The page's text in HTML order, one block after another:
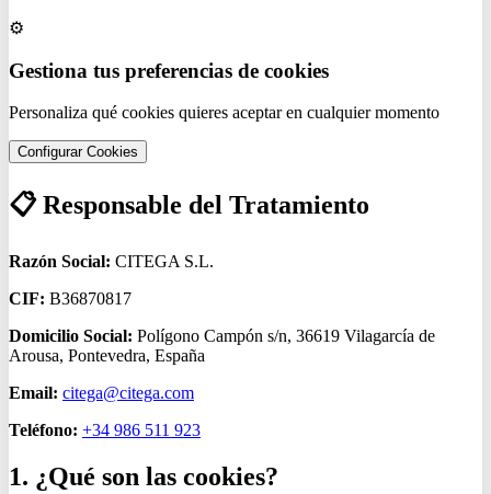
⚙️
Gestiona tus preferencias de cookies
Personaliza qué cookies quieres aceptar en cualquier momento
Configurar Cookies
📋 Responsable del Tratamiento
Razón Social: CITEGA S.L.
CIF: B36870817
Domicilio Social: Polígono Campón s/n, 36619 Vilagarcía de
Arousa, Pontevedra, España
Email: citega@citega.com
Teléfono: +34 986 511 923
1. ¿Qué son las cookies?